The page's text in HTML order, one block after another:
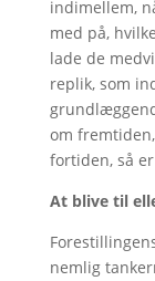
indimellem,
med på,
lade de
replik, som
om
fortiden, så
At blive til
nemlig